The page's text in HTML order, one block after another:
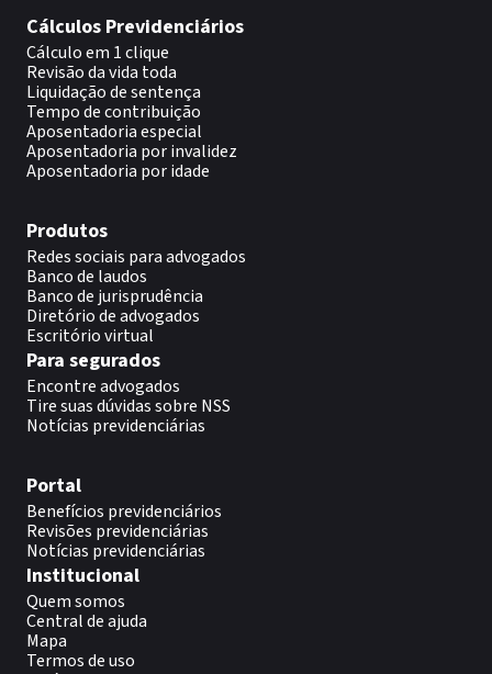
Cálculos Previdenciários
Cálculo em 1 clique
Revisão da vida toda
Liquidação de sentença
Tempo de contribuição
Aposentadoria especial
Aposentadoria por invalidez
Aposentadoria por idade
Produtos
Redes sociais para advogados
Banco de laudos
Banco de jurisprudência
Diretório de advogados
Escritório virtual
Para segurados
Encontre advogados
Tire suas dúvidas sobre NSS
Notícias previdenciárias
Portal
Benefícios previdenciários
Revisões previdenciárias
Notícias previdenciárias
Institucional
Quem somos
Central de ajuda
Mapa
Termos de uso